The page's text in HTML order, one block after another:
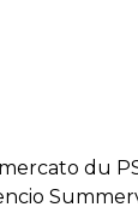
du